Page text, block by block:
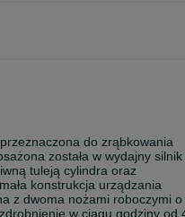
do zrąbkowania
została w wydajny silnik
tuleją cylindra oraz
konstrukcja urządzania
z dwoma nożami roboczymi o
w ciągu godziny od